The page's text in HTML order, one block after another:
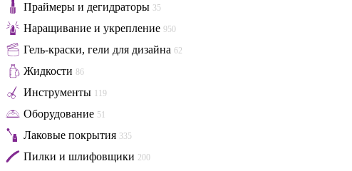
Праймеры и дегидраторы 35
Наращивание и укрепление 950
Гель-краски, гели для дизайна 62
Жидкости 86
Инструменты 119
Оборудование 51
Лаковые покрытия 335
Пилки и шлифовщики 200